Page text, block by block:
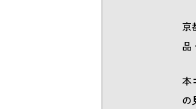
京
品
本
の